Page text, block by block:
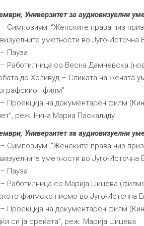
Универзитет за аудиовизуелни
Симпозиум: “Женските права низ
уметности во Југо-Источна
Пауза
Работилница со Весна Дамчевска
до Холивуд – Сликата на жената
филм”
Проекција на документарен филм
реж. Нина Мариа Паскалиду
Универзитет за аудиовизуелни
Симпозиум: “Женските права низ
уметности во Југо-Источна
Пауза
Работилница со Марија Џиџева
филмско писмо во Југо-Источна
Проекција на документарен филм
си ја среќата”, реж. Марија Џиџева